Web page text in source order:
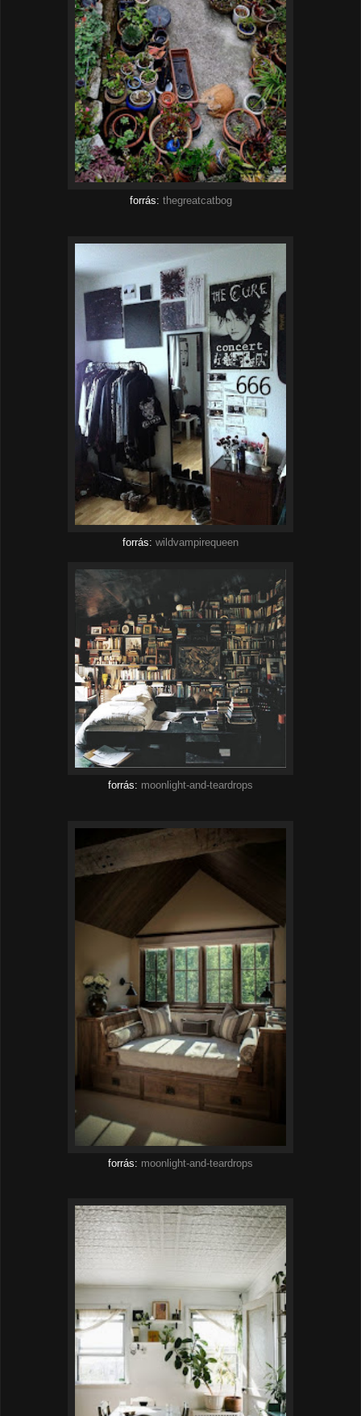
forrás: thegreatcatbog
forrás: wildvampirequeen
forrás: moonlight-and-teardrops
forrás: moonlight-and-teardrops